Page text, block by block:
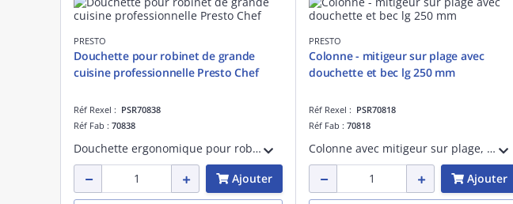
PRESTO
Douchette pour robinet de grande
cuisine professionnelle Presto Chef
Réf Rexel : PSR70838
Réf Fab : 70838
Douchette ergonomique pour robinetterie grande cuisine PRESTO CHEF. Débit régulé 12l/min. 2 jets réglables par l'utilisateur : normal ou concentré. Isolation anti-brûlure. Embout anti-choc, crochet pour écoulement continu et éviter les TMS
Ajouter
PRESTO
Colonne - mitigeur sur plage avec
douchette et bec lg 250 mm
Réf Rexel : PSR70818
Réf Fab : 70818
Colonne avec mitigeur sur plage, et douchette ergonomique 2 jets réglable, avec bec de longueur 250 mm. Hauteur de fixeation : 632 mm. Support mural réglable. Cartouche céramique. Débit 20L/min à 3 bar. Douchette 12L/min à 3 bar
Ajouter